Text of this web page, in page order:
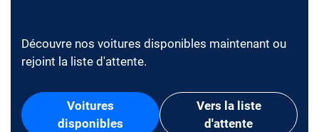
Découvre nos voitures disponibles maintenant ou
rejoint la liste d'attente.
Voitures
disponibles
Vers la liste
d'attente